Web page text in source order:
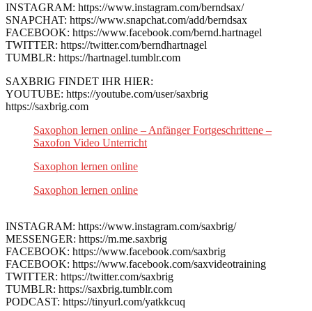
INSTAGRAM: https://www.instagram.com/berndsax/
SNAPCHAT: https://www.snapchat.com/add/berndsax
FACEBOOK: https://www.facebook.com/bernd.hartnagel
TWITTER: https://twitter.com/berndhartnagel
TUMBLR: https://hartnagel.tumblr.com
SAXBRIG FINDET IHR HIER:
YOUTUBE: https://youtube.com/user/saxbrig
https://saxbrig.com
Saxophon lernen online – Anfänger Fortgeschrittene –
Saxofon Video Unterricht
Saxophon lernen online
Saxophon lernen online
INSTAGRAM: https://www.instagram.com/saxbrig/
MESSENGER: https://m.me.saxbrig
FACEBOOK: https://www.facebook.com/saxbrig
FACEBOOK: https://www.facebook.com/saxvideotraining
TWITTER: https://twitter.com/saxbrig
TUMBLR: https://saxbrig.tumblr.com
PODCAST: https://tinyurl.com/yatkkcuq